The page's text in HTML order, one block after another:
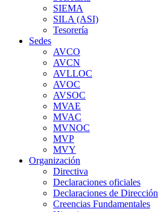
SIEMA
SILA (ASI)
Tesorería
Sedes
AVCO
AVCN
AVLLOC
AVOC
AVSOC
MVAE
MVAC
MVNOC
MVP
MVY
Organización
Directiva
Declaraciones oficiales
Declaraciones de Dirección
Creencias Fundamentales